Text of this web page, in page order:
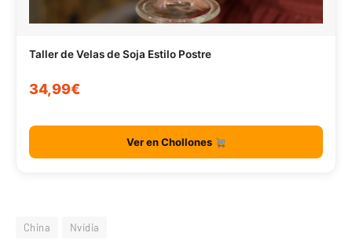
Taller de Velas de Soja Estilo Postre
34,99€
Ver en Chollones
China Nvidia